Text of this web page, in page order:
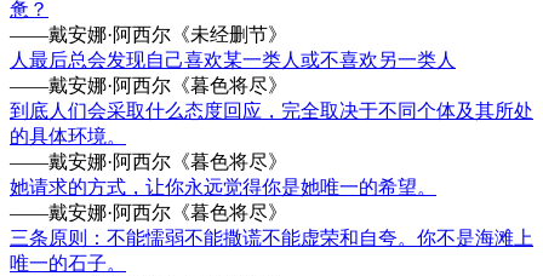
惫？
——戴安娜·阿西尔《未经删节》
人最后总会发现自己喜欢某一类人或不喜欢另一类人
——戴安娜·阿西尔《暮色将尽》
到底人们会采取什么态度回应，完全取决于不同个体及其所处
的具体环境。
——戴安娜·阿西尔《暮色将尽》
她请求的方式，让你永远觉得你是她唯一的希望。
——戴安娜·阿西尔《暮色将尽》
三条原则：不能懦弱不能撒谎不能虚荣和自夸。你不是海滩上
唯一的石子。